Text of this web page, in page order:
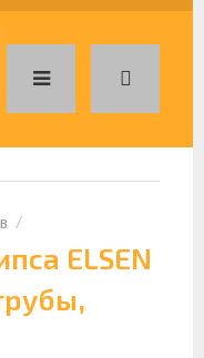
ELSEN